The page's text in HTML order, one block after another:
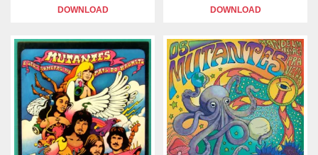
DOWNLOAD DOWNLOAD